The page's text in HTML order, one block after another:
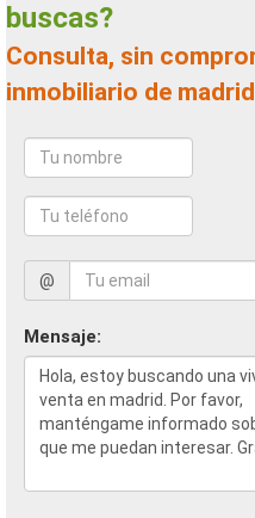
buscas?
Consulta, sin compromiso, a un agente
inmobiliario de madrid
@
Mensaje: